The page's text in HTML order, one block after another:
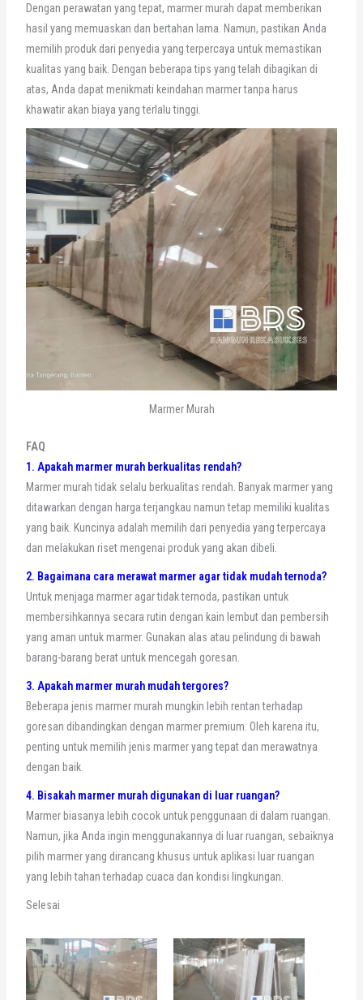
Dengan perawatan yang tepat, marmer murah dapat memberikan
hasil yang memuaskan dan bertahan lama. Namun, pastikan Anda
memilih produk dari penyedia yang terpercaya untuk memastikan
kualitas yang baik. Dengan beberapa tips yang telah dibagikan di
atas, Anda dapat menikmati keindahan marmer tanpa harus
khawatir akan biaya yang terlalu tinggi.
Marmer Murah
FAQ
1. Apakah marmer murah berkualitas rendah?
Marmer murah tidak selalu berkualitas rendah. Banyak marmer yang
ditawarkan dengan harga terjangkau namun tetap memiliki kualitas
yang baik. Kuncinya adalah memilih dari penyedia yang terpercaya
dan melakukan riset mengenai produk yang akan dibeli.
2. Bagaimana cara merawat marmer agar tidak mudah ternoda?
Untuk menjaga marmer agar tidak ternoda, pastikan untuk
membersihkannya secara rutin dengan kain lembut dan pembersih
yang aman untuk marmer. Gunakan alas atau pelindung di bawah
barang-barang berat untuk mencegah goresan.
3. Apakah marmer murah mudah tergores?
Beberapa jenis marmer murah mungkin lebih rentan terhadap
goresan dibandingkan dengan marmer premium. Oleh karena itu,
penting untuk memilih jenis marmer yang tepat dan merawatnya
dengan baik.
4. Bisakah marmer murah digunakan di luar ruangan?
Marmer biasanya lebih cocok untuk penggunaan di dalam ruangan.
Namun, jika Anda ingin menggunakannya di luar ruangan, sebaiknya
pilih marmer yang dirancang khusus untuk aplikasi luar ruangan
yang lebih tahan terhadap cuaca dan kondisi lingkungan.
Selesai